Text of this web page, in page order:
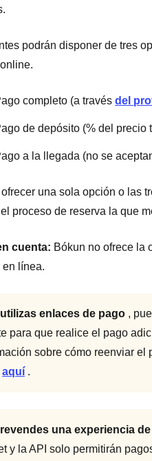
podrán disponer de tres
completo (a través del
de depósito (% del precio
a la llegada (no se
una sola opción o las
proceso de reserva la que
cuenta: Bókun no ofrece la
en línea.
enlaces de pago ,
para que realice el pago
sobre cómo reenviar el
aquí .
una experiencia
y la API solo permitirán